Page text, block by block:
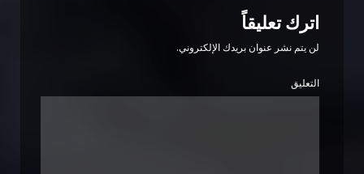
اترك تعليقاً
لن يتم نشر عنوان بريدك الإلكتروني.
التعليق